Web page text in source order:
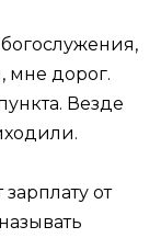
мне дорог.
Везде
от